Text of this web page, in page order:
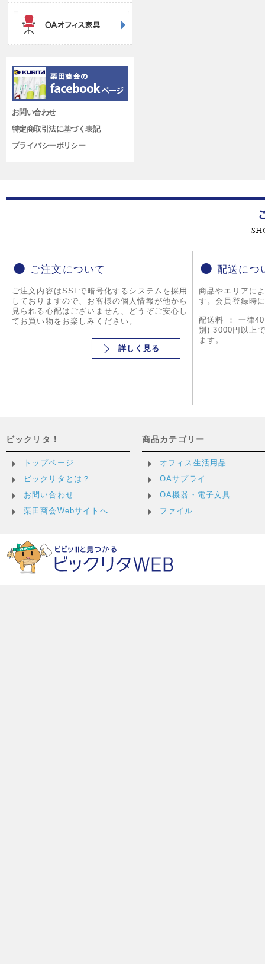
お問い合わせ
特定商取引法に基づく表記
プライバシーポリシー
ご注文について
ご注文内容はSSLで暗号化するシステムを採用
しておりますので、お客様の個人情報が他から
見られる心配はございません、どうぞご安心し
てお買い物をお楽しみください。
詳しく見る
配送につ
商品やエリアに
す。会員登録時
配送料 ： 一律
別) 3000円以上
ます。
ビックリタ！
トップページ
ビックリタとは？
お問い合わせ
栗田商会Webサイトへ
商品カテゴリー
オフィス生活用品
OAサプライ
OA機器・電子文具
ファイル